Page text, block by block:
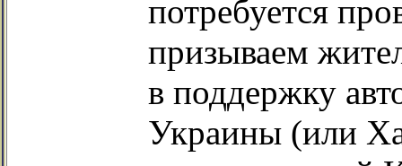
потребуется
призываем
в поддержку
Украины (или